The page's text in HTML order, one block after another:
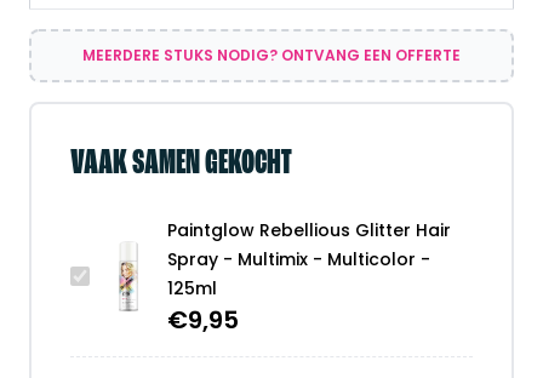
MEERDERE STUKS NODIG? ONTVANG EEN OFFERTE
VAAK SAMEN GEKOCHT
Paintglow Rebellious Glitter Hair
Spray - Multimix - Multicolor -
125ml
€9,95